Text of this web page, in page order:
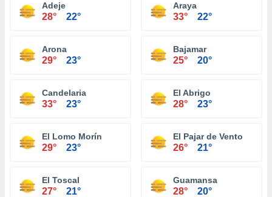
Adeje
28° 22°
Araya
33° 22°
Arona
29° 23°
Bajamar
25° 20°
Candelaria
33° 23°
El Abrigo
28° 23°
El Lomo Morín
29° 23°
El Pajar de Vento
26° 21°
El Toscal
27° 21°
Guamansa
28° 20°